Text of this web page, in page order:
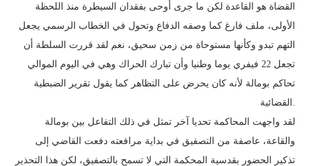
القضاة هو القاعدة لكن ما جرى أوحى بفقدان السيطرة منذ اللحظة
الأولى، ملف فارغ كما وصفه الدفاع وتحول في الخطاب الرسمي يجعل
التهم تبدو وكأنها مستوحاة من زمن سحيق، نعم لقد قررت السلطة أن
تجعل 22 فيفري يوما وطنيا وأن تبارك الحراك وهي في اليوم الموالي
تحاكم بومالة لأنه كان يحرض على التظاهر كما يقول تقرير الضبطية
القضائية.
لقد واجهت المحاكمة تحديا آخر تمثل في ذلك التفاعل بين بومالة
والقاعة، عاصفة من التصفيق في بداية مرافعته دفعت القاضي إلى
تذكير الحضور بقدسية المحكمة التي لا تسمح بالتصفيق، لكن هذا التحذير